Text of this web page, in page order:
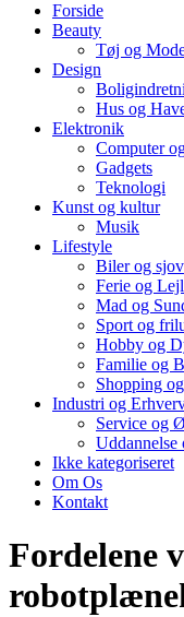
Forside
Beauty
Tøj og
Design
Hus og
Elektronik
Computer
Gadgets
Teknologi
Kunst og kultur
Musik
Lifestyle
Biler og sjov
Ferie og
Mad og
Sport og
Hobby og
Familie og
Shopping
Industri og
Service og
Uddannelse
Ikke kategoriseret
Om Os
Kontakt
Fordelene